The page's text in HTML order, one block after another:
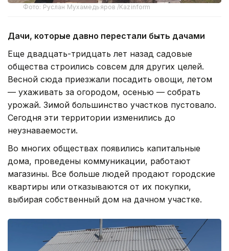
Фото: Руслан Мухамедьяров /Kazinform
Дачи, которые давно перестали быть дачами
Еще двадцать-тридцать лет назад садовые
общества строились совсем для других целей.
Весной сюда приезжали посадить овощи, летом
— ухаживать за огородом, осенью — собрать
урожай. Зимой большинство участков пустовало.
Сегодня эти территории изменились до
неузнаваемости.
Во многих обществах появились капитальные
дома, проведены коммуникации, работают
магазины. Все больше людей продают городские
квартиры или отказываются от их покупки,
выбирая собственный дом на дачном участке.